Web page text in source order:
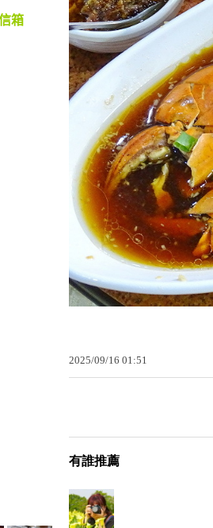
2025/09/16 01:51
有誰推薦